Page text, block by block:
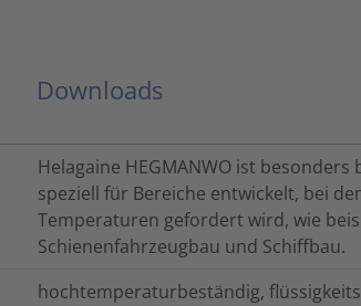
Downloads
Helagaine HEGMANWO ist
speziell für Bereiche entwickelt, bei
Temperaturen gefordert wird, wie
Schienenfahrzeugbau und Schiffbau.
hochtemperaturbeständig,